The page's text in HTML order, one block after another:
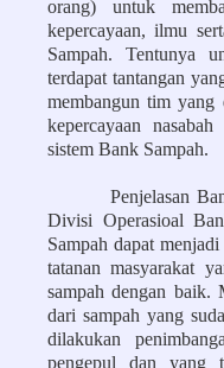
orang) untuk
kepercayaan, ilmu
Sampah. Tentunya
terdapat tantangan
membangun tim yang
kepercayaan
sistem Bank Sampah.
Penjelasan
Divisi Operasioal
Sampah dapat
tatanan masyarakat
sampah dengan baik.
dari sampah yang
dilakukan
pengepul dan yang